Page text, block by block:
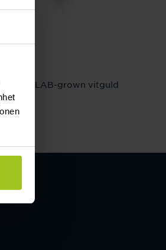
1,25 ct LAB-grown vitguld
24 480 kr
kr